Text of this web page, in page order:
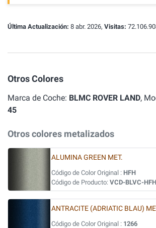
Última Actualización: 8 abr. 2026, Visitas:
Otros Colores
Marca de Coche: BLMC ROVER LAND,
45
Otros colores metalizados
ALUMINA GREEN MET.
Código de Color Original : HFH
Código de Producto: VCD-BLVC-HFH
ANTRACITE (ADRIATIC BLAU)
Código de Color Original : 1266